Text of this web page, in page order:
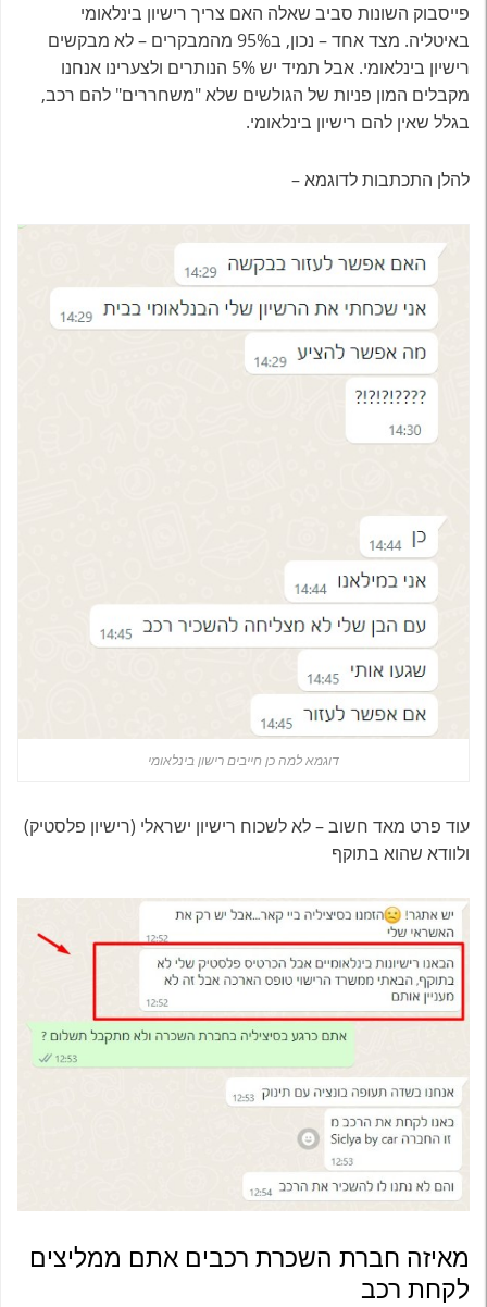
פייסבוק השונות סביב שאלה האם צריך רישיון בינלאומי
באיטליה. מצד אחד – נכון, ב95% מהמבקרים – לא מבקשים
רישיון בינלאומי. אבל תמיד יש 5% הנותרים ולצערינו אנחנו
מקבלים המון פניות של הגולשים שלא "משחררים" להם רכב,
בגלל שאין להם רישיון בינלאומי.
להלן התכתבות לדוגמא –
דוגמא למה כן חייבים רישון בינלאומי
עוד פרט מאד חשוב – לא לשכוח רישיון ישראלי (רישיון פלסטיק)
ולוודא שהוא בתוקף
מאיזה חברת השכרת רכבים אתם ממליצים
לקחת רכב